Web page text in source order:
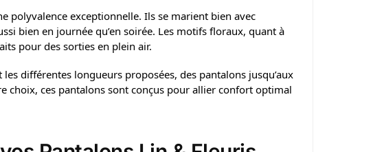
polyvalence exceptionnelle. Ils se marient bien avec
bien en journée qu’en soirée. Les motifs floraux, quant à
pour des sorties en plein air.
différentes longueurs proposées, des pantalons jusqu’aux
choix, ces pantalons sont conçus pour allier confort optimal